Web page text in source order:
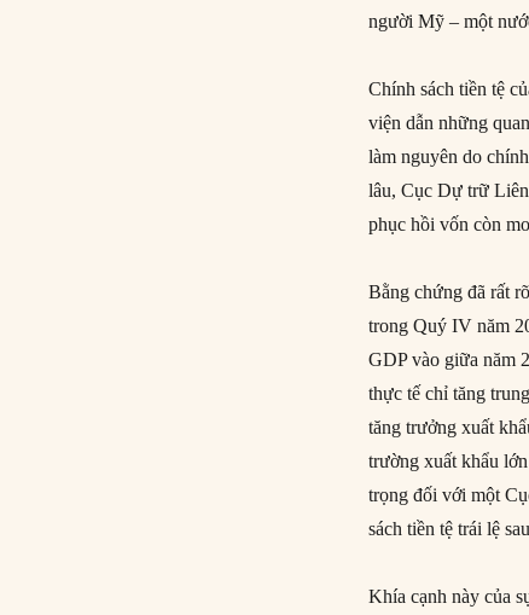
người Mỹ – một
Chính sách tiền tệ
viện dẫn những
làm nguyên do
lâu, Cục Dự trữ
phục hồi vốn còn
Bằng chứng đã rất
trong Quý IV năm
GDP vào giữa năm
thực tế chỉ tăng
tăng trưởng xuất
trường xuất khẩu
trọng đối với một
sách tiền tệ trái lệ
Khía cạnh này của